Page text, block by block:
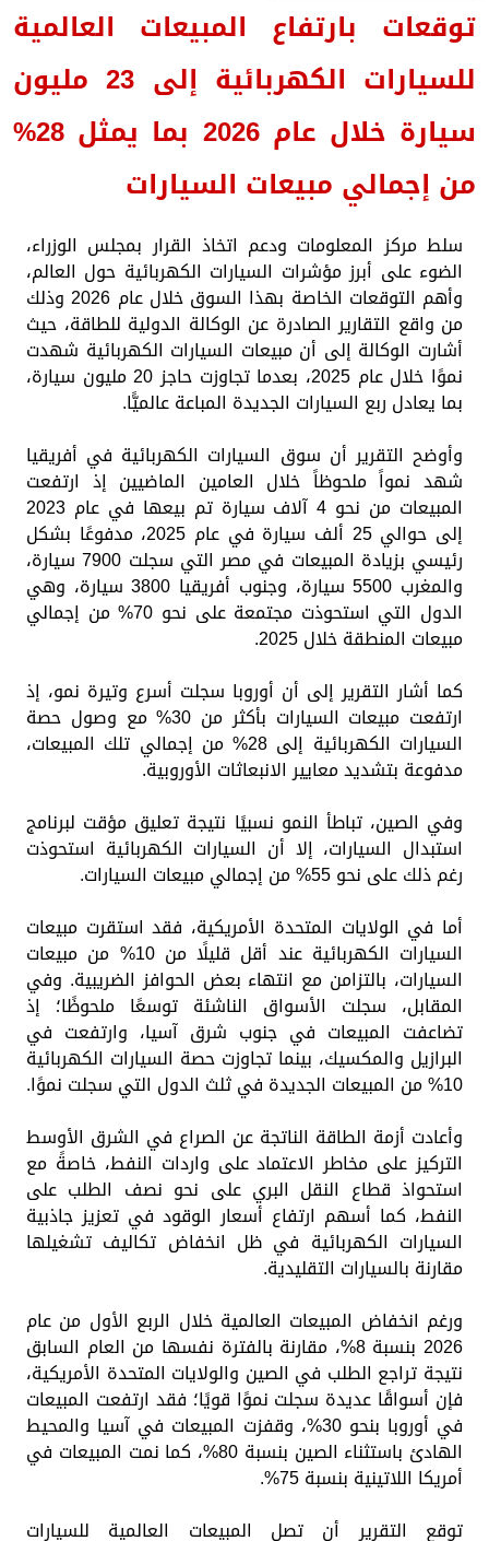
توقعات بارتفاع المبيعات العالمية
للسيارات الكهربائية إلى 23 مليون
سيارة خلال عام 2026 بما يمثل 28%
من إجمالي مبيعات السيارات
سلط مركز المعلومات ودعم اتخاذ القرار بمجلس الوزراء،
الضوء على أبرز مؤشرات السيارات الكهربائية حول العالم،
وأهم التوقعات الخاصة بهذا السوق خلال عام 2026 وذلك
من واقع التقارير الصادرة عن الوكالة الدولية للطاقة، حيث
أشارت الوكالة إلى أن مبيعات السيارات الكهربائية شهدت
نموًا خلال عام 2025، بعدما تجاوزت حاجز 20 مليون سيارة،
بما يعادل ربع السيارات الجديدة المباعة عالميًّا.
وأوضح التقرير أن سوق السيارات الكهربائية في أفريقيا
شهد نمواً ملحوظاً خلال العامين الماضيين إذ ارتفعت
المبيعات من نحو 4 آلاف سيارة تم بيعها في عام 2023
إلى حوالي 25 ألف سيارة في عام 2025، مدفوعًا بشكل
رئيسي بزيادة المبيعات في مصر التي سجلت 7900 سيارة،
والمغرب 5500 سيارة، وجنوب أفريقيا 3800 سيارة، وهي
الدول التي استحوذت مجتمعة على نحو 70% من إجمالي
مبيعات المنطقة خلال 2025.
كما أشار التقرير إلى أن أوروبا سجلت أسرع وتيرة نمو، إذ
ارتفعت مبيعات السيارات بأكثر من 30% مع وصول حصة
السيارات الكهربائية إلى 28% من إجمالي تلك المبيعات،
مدفوعة بتشديد معايير الانبعاثات الأوروبية.
وفي الصين، تباطأ النمو نسبيًا نتيجة تعليق مؤقت لبرنامج
استبدال السيارات، إلا أن السيارات الكهربائية استحوذت
رغم ذلك على نحو 55% من إجمالي مبيعات السيارات.
أما في الولايات المتحدة الأمريكية، فقد استقرت مبيعات
السيارات الكهربائية عند أقل قليلًا من 10% من مبيعات
السيارات، بالتزامن مع انتهاء بعض الحوافز الضريبية. وفي
المقابل، سجلت الأسواق الناشئة توسعًا ملحوظًا؛ إذ
تضاعفت المبيعات في جنوب شرق آسيا، وارتفعت في
البرازيل والمكسيك، بينما تجاوزت حصة السيارات الكهربائية
10% من المبيعات الجديدة في ثلث الدول التي سجلت نموًا.
وأعادت أزمة الطاقة الناتجة عن الصراع في الشرق الأوسط
التركيز على مخاطر الاعتماد على واردات النفط، خاصةً مع
استحواذ قطاع النقل البري على نحو نصف الطلب على
النفط، كما أسهم ارتفاع أسعار الوقود في تعزيز جاذبية
السيارات الكهربائية في ظل انخفاض تكاليف تشغيلها
مقارنة بالسيارات التقليدية.
ورغم انخفاض المبيعات العالمية خلال الربع الأول من عام
2026 بنسبة 8%، مقارنة بالفترة نفسها من العام السابق
نتيجة تراجع الطلب في الصين والولايات المتحدة الأمريكية،
فإن أسواقًا عديدة سجلت نموًا قويًا؛ فقد ارتفعت المبيعات
في أوروبا بنحو 30%، وقفزت المبيعات في آسيا والمحيط
الهادئ باستثناء الصين بنسبة 80%، كما نمت المبيعات في
أمريكا اللاتينية بنسبة 75%.
توقع التقرير أن تصل المبيعات العالمية للسيارات